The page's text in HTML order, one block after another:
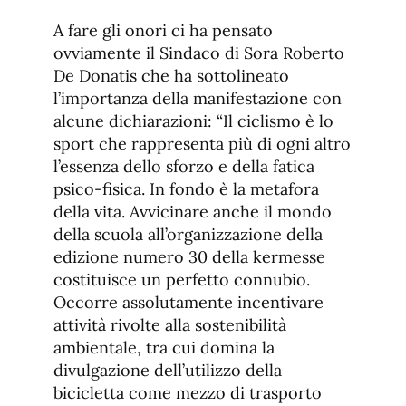
A fare gli onori ci ha pensato
ovviamente il Sindaco di Sora Roberto
De Donatis che ha sottolineato
l’importanza della manifestazione con
alcune dichiarazioni: “Il ciclismo è lo
sport che rappresenta più di ogni altro
l’essenza dello sforzo e della fatica
psico-fisica. In fondo è la metafora
della vita. Avvicinare anche il mondo
della scuola all’organizzazione della
edizione numero 30 della kermesse
costituisce un perfetto connubio.
Occorre assolutamente incentivare
attività rivolte alla sostenibilità
ambientale, tra cui domina la
divulgazione dell’utilizzo della
bicicletta come mezzo di trasporto